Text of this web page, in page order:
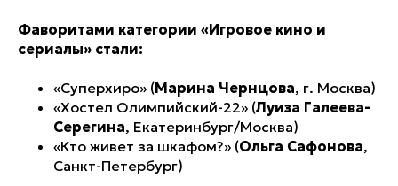
Фаворитами категории «Игровое кино и
сериалы» стали:
«Суперхиро» (Марина Чернцова, г. Москва)
«Хостел Олимпийский-22» (Луиза Галеева-
Серегина, Екатеринбург/Москва)
«Кто живет за шкафом?» (Ольга Сафонова,
Санкт-Петербург)